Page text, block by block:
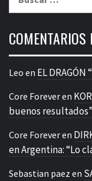
COMENTARIOS
Leo en EL
Core Foreveren
buenos resultados”
Core Foreveren
en Argentina: “Lo
Sebastian paez en